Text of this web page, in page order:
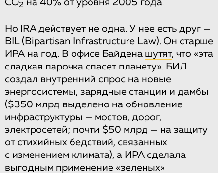
СО2 на 40% от уровня 2005 года.
Но IRA действует не одна. У нее есть друг —
BIL (Bipartisan Infrastructure Law). Он старше
ИРА на год. В офисе Байдена шутят, что «эта
сладкая парочка спасет планету». БИЛ
создал внутренний спрос на новые
энергосистемы, зарядные станции и дамбы
($350 млрд выделено на обновление
инфраструктуры — мостов, дорог,
электросетей; почти $50 млрд — на защиту
от стихийных бедствий, связанных
с изменением климата), а ИРА сделала
выгодным применение «зеленых»